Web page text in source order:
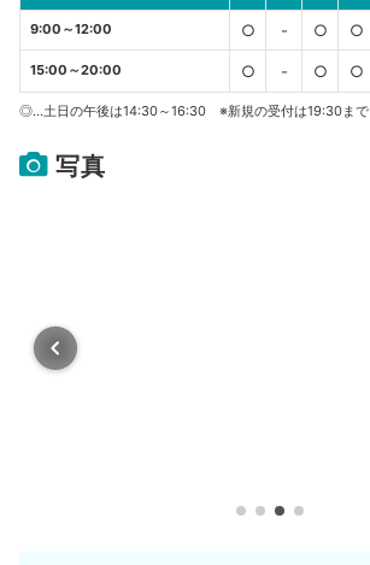
9:00～12:00 ○ - ○ ○
15:00～20:00 ○ - ○ ○
◎…土日の午後は14:30～16:30 ※新規の受付は19:30まで
写真